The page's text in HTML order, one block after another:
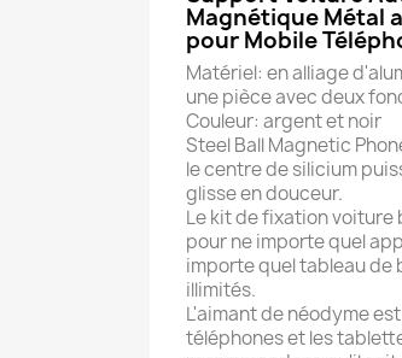
Magnétique Métal
pour Mobile
Matériel: en alliage
une pièce avec deux
Couleur: argent et noir
Steel Ball Magnetic
le centre de silicium
glisse en douceur.
Le kit de fixation voiture
pour ne importe quel
importe quel tableau de
illimités.
L'aimant de néodyme
téléphones et les